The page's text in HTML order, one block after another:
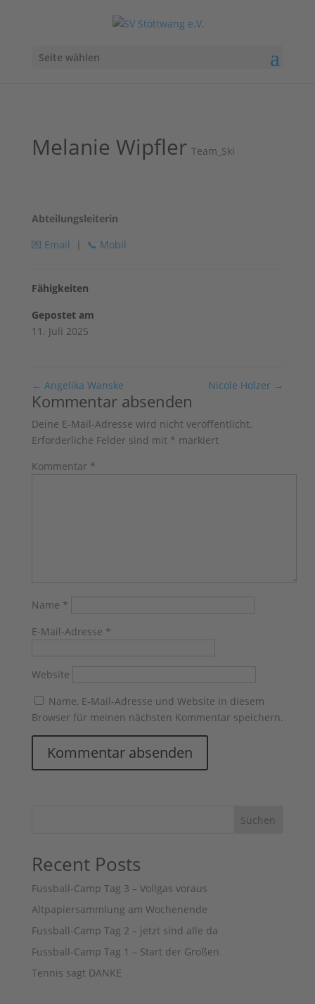
Seite wählen
Melanie Wipfler Team_Ski
Abteilungsleiterin
💌 Email | 📞 Mobil
Fähigkeiten
Gepostet am
11. Juli 2025
← Angelika Wanske Nicole Holzer →
Kommentar absenden
Deine E-Mail-Adresse wird nicht veröffentlicht.
Erforderliche Felder sind mit * markiert
Kommentar *
Name *
E-Mail-Adresse *
Website
Name, E-Mail-Adresse und Website in diesem
Browser für meinen nächsten Kommentar speichern.
Suchen
Recent Posts
Fussball-Camp Tag 3 – Vollgas voraus
Altpapiersammlung am Wochenende
Fussball-Camp Tag 2 – jetzt sind alle da
Fussball-Camp Tag 1 – Start der Großen
Tennis sagt DANKE